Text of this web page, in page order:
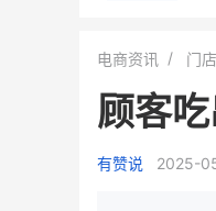
电商资讯 门
顾客
有赞说 2025-
小鹿蓝蓝会员
+